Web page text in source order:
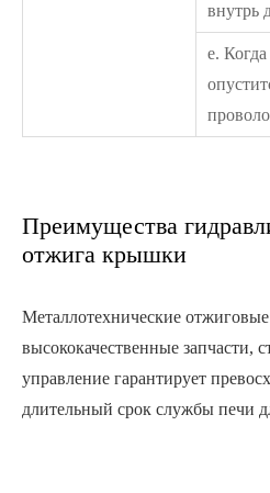
внутрь
e.
Преимущества
отжига крышки
Металлотехнические
высококачественные запчасти,
управление гарантирует
длительный срок службы печи